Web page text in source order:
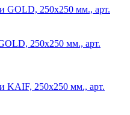
250х250 мм., арт.